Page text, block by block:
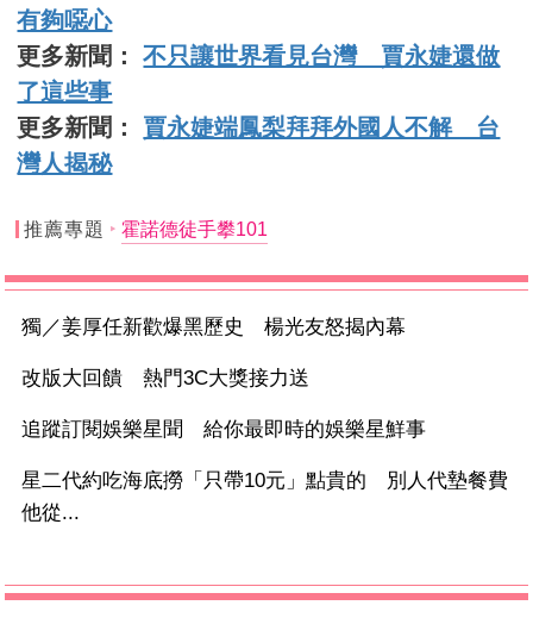
有夠噁心
更多新聞：不只讓世界看見台灣 賈永婕還做
了這些事
更多新聞： 賈永婕端鳳梨拜拜外國人不解 台
灣人揭秘
推薦專題 霍諾德徒手攀101
獨／姜厚任新歡爆黑歷史 楊光友怒揭內幕
改版大回饋 熱門3C大獎接力送
追蹤訂閱娛樂星聞 給你最即時的娛樂星鮮事
星二代約吃海底撈「只帶10元」點貴的 別人代墊餐費
他從...